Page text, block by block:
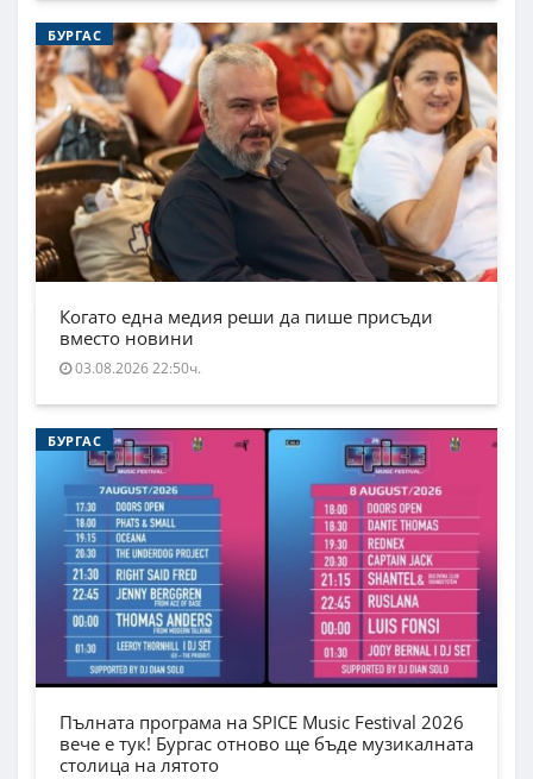
БУРГАС
Когато една медия реши да пише присъди
вместо новини
03.08.2026 22:50ч.
БУРГАС
Пълната програма на SPICE Music Festival 2026
вече е тук! Бургас отново ще бъде музикалната
столица на лятото